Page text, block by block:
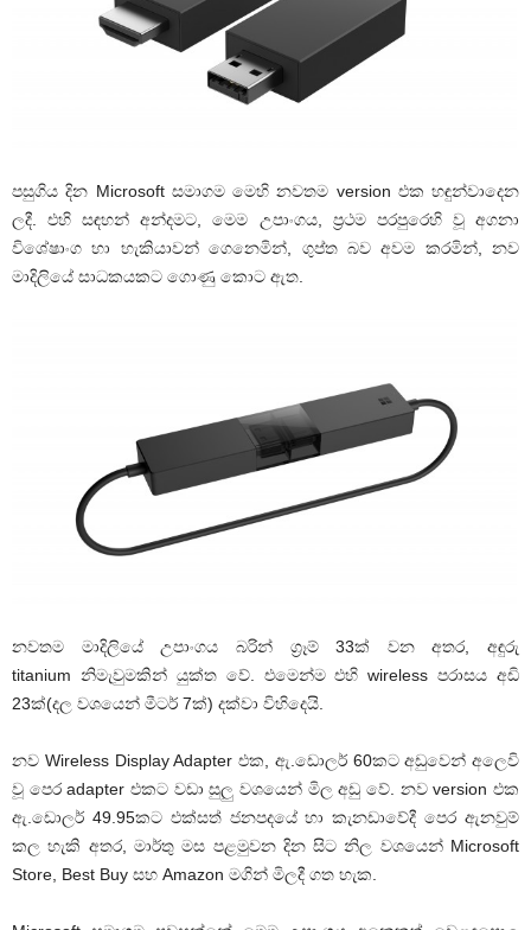
පසුගිය දින Microsoft සමාගම මෙහි නවතම version එක හඳුන්වාදෙන
ලදී. එහි සඳහන් අන්දමට, මෙම උපාංගය, ප්‍රථම පරපුරෙහි වූ අගනා
විශේෂාංග හා හැකියාවන් ගෙනෙමින්, ගුප්ත බව අවම කරමින්, නව
මාදිලියේ සාධකයකට ගොණු කොට ඇත.
නවතම මාදිලියේ උපාංගය බරින් ග්‍රෑම් 33ක් වන අතර, අඳුරු
titanium නිමැවුමකින් යුක්ත වේ. එමෙන්ම එහි wireless පරාසය අඩි
23ක්(දල වශයෙන් මීටර් 7ක්) දක්වා විහිදෙයි.
නව Wireless Display Adapter එක, ඇ.ඩොලර් 60කට අඩුවෙන් අලෙවි
වූ පෙර adapter එකට වඩා සුලු වශයෙන් මිල අඩු වේ. නව version එක
ඇ.ඩොලර් 49.95කට එක්සත් ජනපදයේ හා කැනඩාවේදී පෙර ඇනවුම්
කල හැකි අතර, මාර්තු මස පළමුවන දින සිට නිල වශයෙන් Microsoft
Store, Best Buy සහ Amazon මගින් මිලදී ගත හැක.